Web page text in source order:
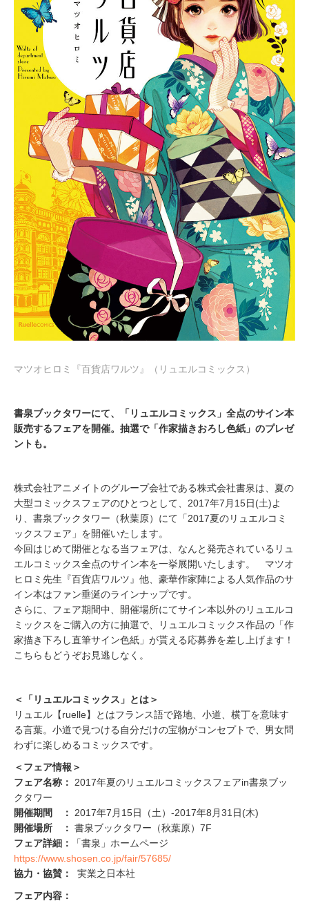
マツオヒロミ『百貨店ワルツ』（リュエルコミックス）
書泉ブックタワーにて、「リュエルコミックス」全点のサイン本
販売するフェアを開催。抽選で「作家描きおろし色紙」のプレゼ
ントも。
株式会社アニメイトのグループ会社である株式会社書泉は、夏の
大型コミックスフェアのひとつとして、2017年7月15日(土)よ
り、書泉ブックタワー（秋葉原）にて「2017夏のリュエルコミ
ックスフェア」を開催いたします。
今回はじめて開催となる当フェアは、なんと発売されているリュ
エルコミックス全点のサイン本を一挙展開いたします。 マツオ
ヒロミ先生『百貨店ワルツ』他、豪華作家陣による人気作品のサ
イン本はファン垂涎のラインナップです。
さらに、フェア期間中、開催場所にてサイン本以外のリュエルコ
ミックスをご購入の方に抽選で、リュエルコミックス作品の「作
家描き下ろし直筆サイン色紙」が貰える応募券を差し上げます！
こちらもどうぞお見逃しなく。
＜「リュエルコミックス」とは＞
リュエル【ruelle】とはフランス語で路地、小道、横丁を意味す
る言葉。小道で見つける自分だけの宝物がコンセプトで、男女問
わずに楽しめるコミックスです。
＜フェア情報＞
フェア名称： 2017年夏のリュエルコミックスフェアin書泉ブッ
クタワー
開催期間 ： 2017年7月15日（土）‐2017年8月31日(木)
開催場所 ： 書泉ブックタワー（秋葉原）7F
フェア詳細：
「書泉」ホームページ
https://www.shosen.co.jp/fair/57685/
協力・協賛：
実業之日本社
フェア内容：